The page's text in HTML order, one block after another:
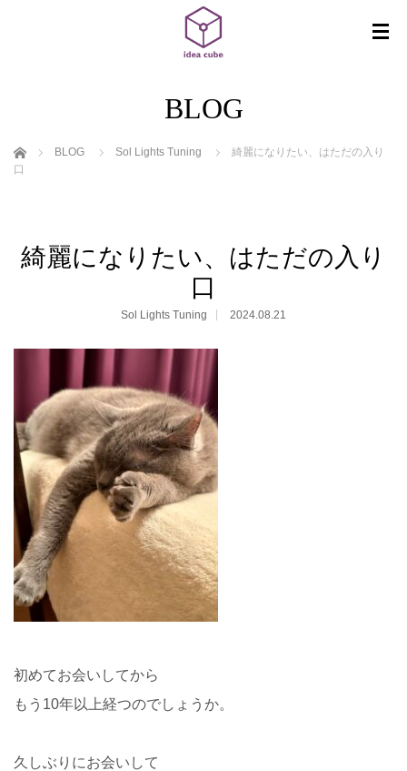
BLOG
ホーム BLOG Sol Lights Tuning
綺麗になりたい、はただの入り
口
綺麗になりたい、はただの入り
口
Sol Lights Tuning 2024.08.21
初めてお会いしてから
もう10年以上経つのでしょうか。
久しぶりにお会いして